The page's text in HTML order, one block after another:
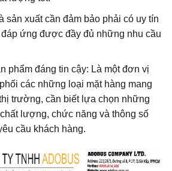
sản xuất cần đảm bảo phải có uy tín
ứng được đầy đủ những nhu cầu
phẩm đáng tin cậy: Là một đơn vị
các những loại mặt hàng mang
trường, cần biết lựa chọn những
lượng, chức năng và thông số
cầu khách hàng.